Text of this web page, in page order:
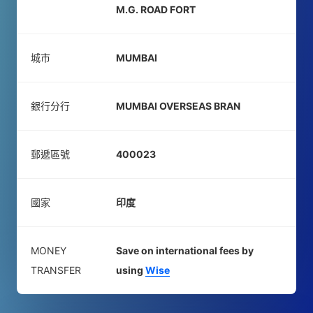
M.G. ROAD FORT
城市 MUMBAI
銀行分行 MUMBAI OVERSEAS BRAN
郵遞區號 400023
國家 印度
MONEY
TRANSFER
Save on international fees by
using Wise